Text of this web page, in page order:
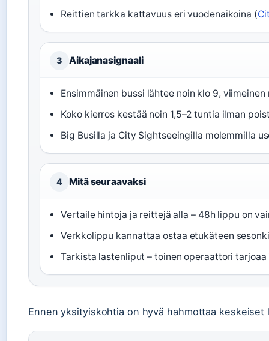
Reittien tarkka kattavuus eri vuodenaikoina (
3 Aikajanasignaali
Ensimmäinen bussi lähtee noin klo 9, viimeinen
Koko kierros kestää noin 1,5–2 tuntia ilman
Big Busilla ja City Sightseeingilla molemmilla
4 Mitä seuraavaksi
Vertaile hintoja ja reittejä alla – 48h lippu on
Verkkolippu kannattaa ostaa etukäteen
Tarkista lastenliput – toinen operaattori
Ennen yksityiskohtia on hyvä hahmottaa keskeiset